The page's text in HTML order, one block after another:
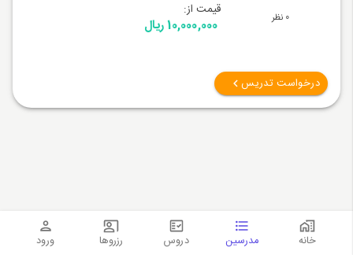
0 نظر قیمت از:
10,000,000 ریال
درخواست تدریس
خانه مدرسین دروس رزروها ورود